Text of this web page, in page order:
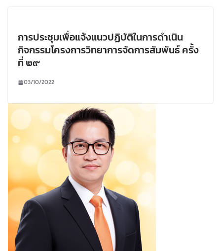
การประชุมเพื่อแจ้งแนวปฏิบัติในการดำเนิน
กิจกรรมโครงการวิทยาการจัดการสัมพันธ์ ครั้ง
ที่ ๒๙
03/10/2022